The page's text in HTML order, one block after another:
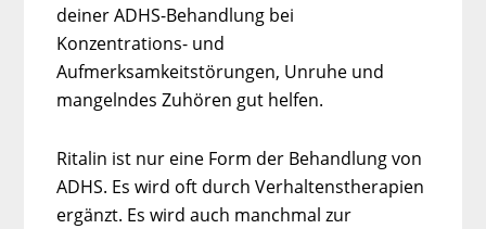
deiner ADHS-Behandlung bei
Konzentrations- und
Aufmerksamkeitstörungen, Unruhe und
mangelndes Zuhören gut helfen.
Ritalin ist nur eine Form der Behandlung von
ADHS. Es wird oft durch Verhaltenstherapien
ergänzt. Es wird auch manchmal zur